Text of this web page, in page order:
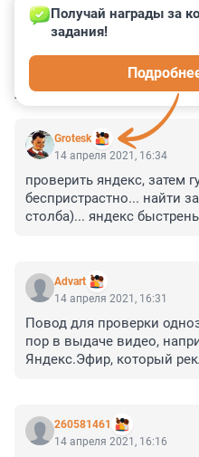
КОММЕНТАРИИ 4
Grotesk
Получай награды за
задания!
14 апреля 2021, 16:34
проверить яндекс, затем
беспристрастно... найти
столба)... яндекс
замедлят... добавляем
вот
целых трех монстров ищет
Advart
14 апреля 2021, 16:31
Повод для проверки
пор в выдаче видео,
Яндекс.Эфир, который
260581461
14 апреля 2021, 16:16